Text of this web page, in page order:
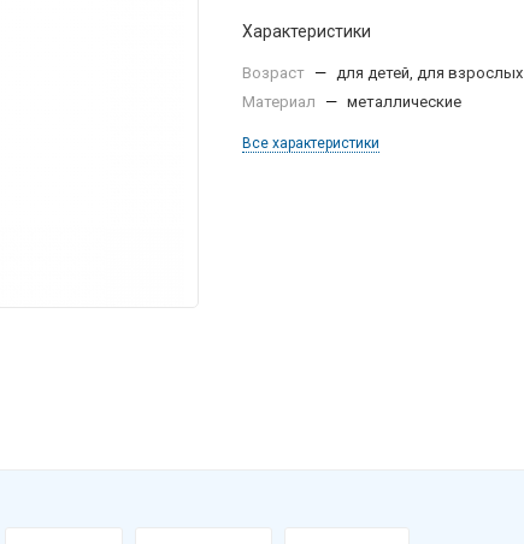
Характеристики
Возраст — для детей, для взрослых
Материал
— металлические
Все характеристики